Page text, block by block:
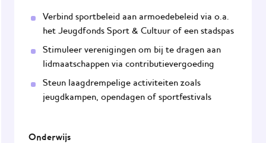
Verbind sportbeleid aan armoedebeleid via o.a.
het Jeugdfonds Sport & Cultuur of een stadspas
Stimuleer verenigingen om bij te dragen aan
lidmaatschappen via contributievergoeding
Steun laagdrempelige activiteiten zoals
jeugdkampen, opendagen of sportfestivals
Onderwijs